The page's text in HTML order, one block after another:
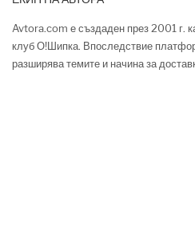
Avtora.com е създаден през 2001 г.
клуб О!Шипка. Впоследствие
разширява темите и начина за